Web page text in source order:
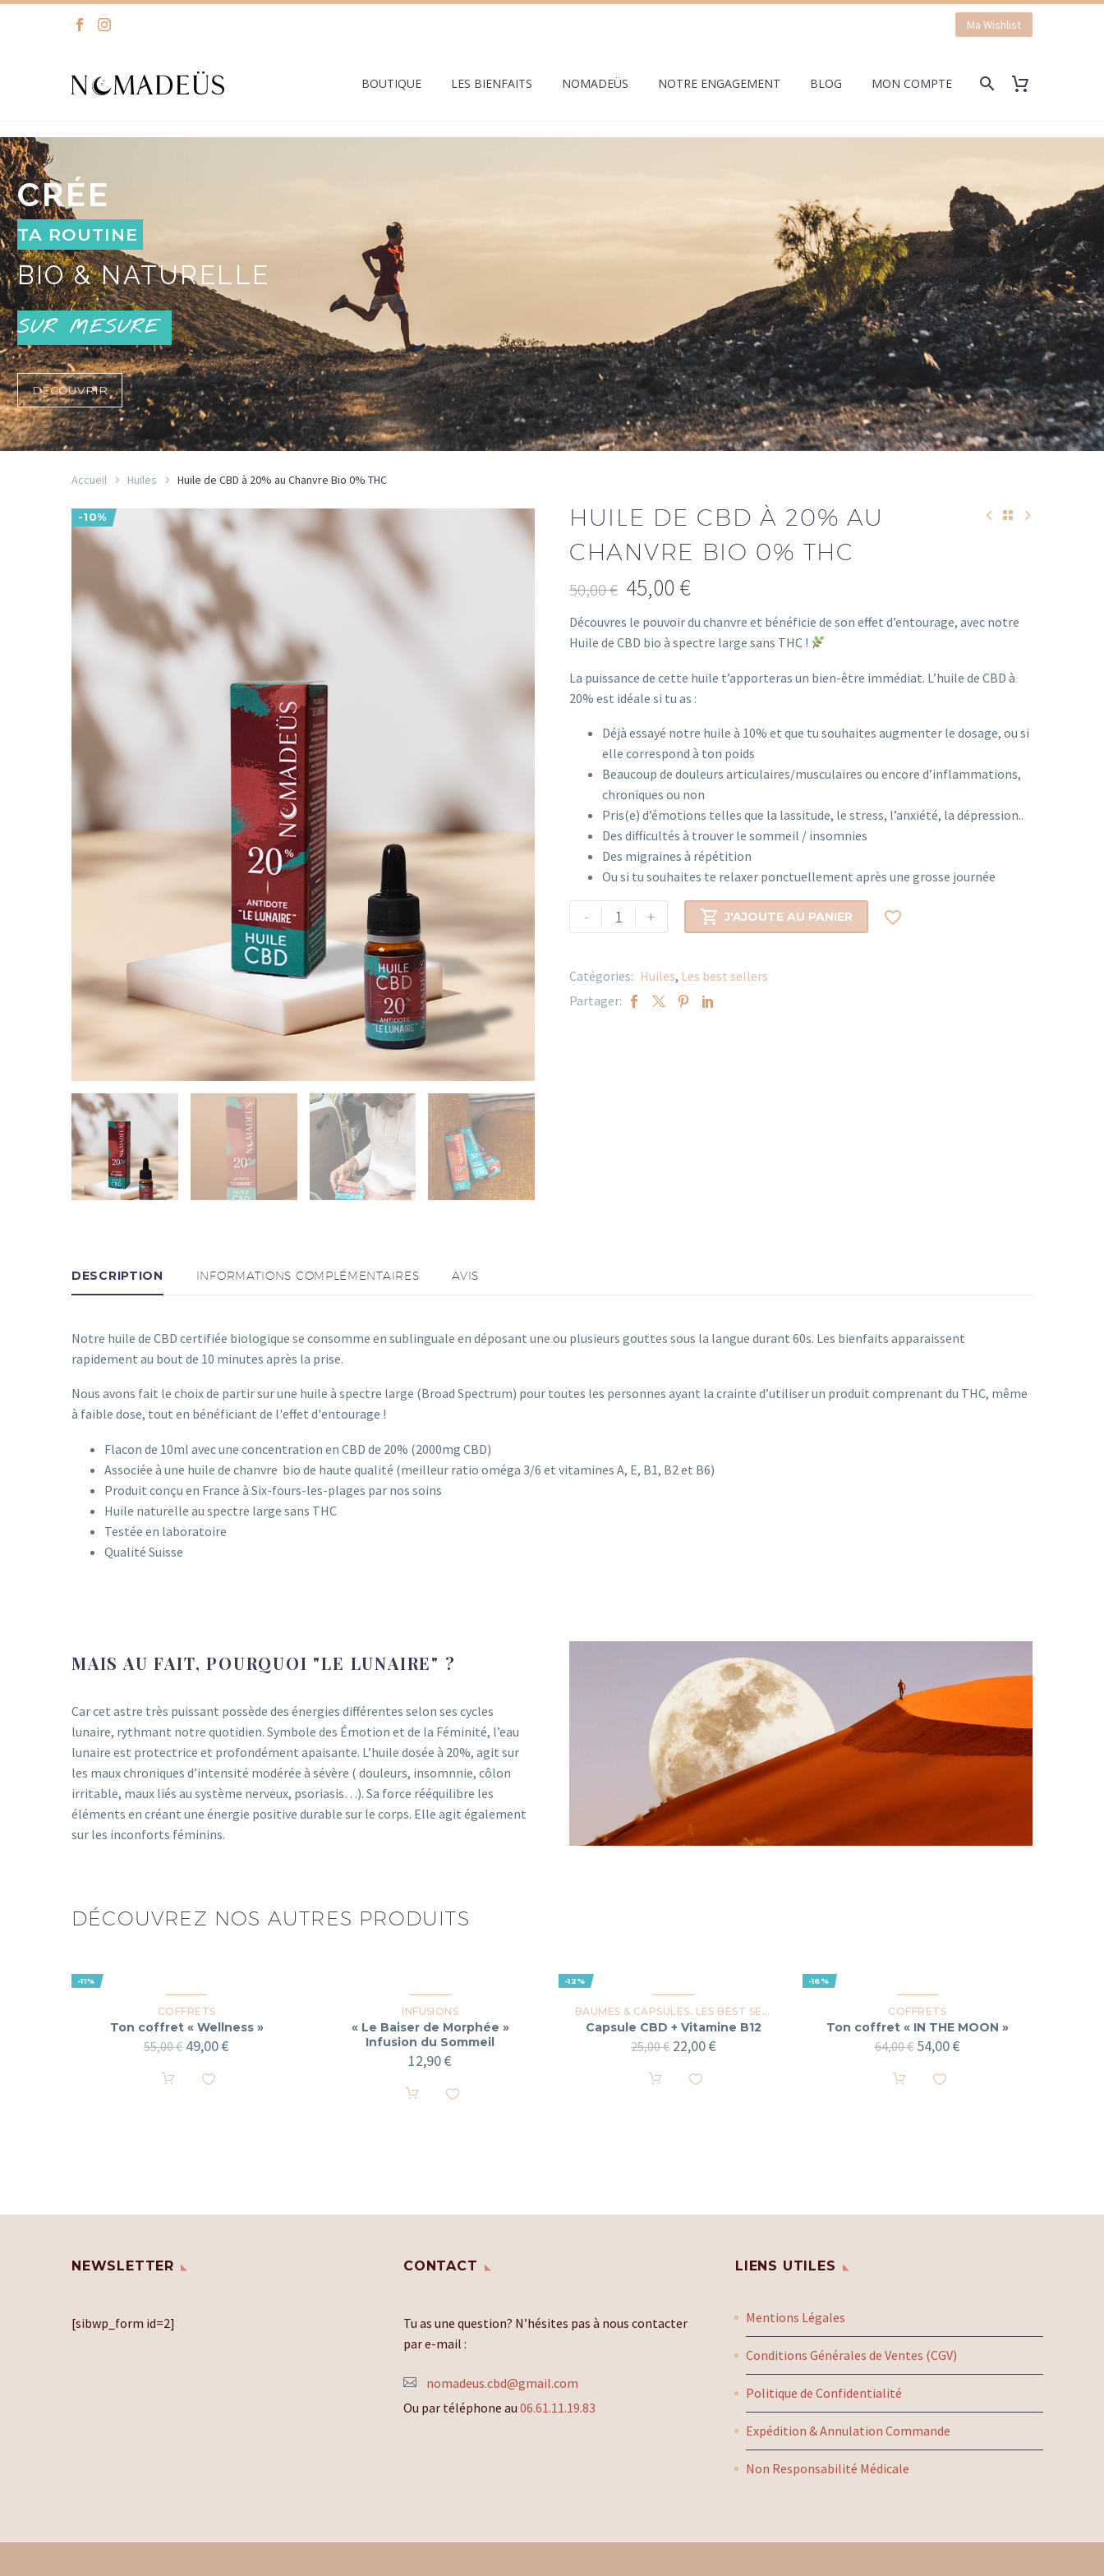
Ma Wishlist
BOUTIQUE LES BIENFAITS NOMADEÜS NOTRE ENGAGEMENT BLOG MON COMPTE
CRÉE
TA ROUTINE
BIO & NATURELLE
SUR MESURE
DÉCOUVRIR
Accueil Huiles Huile de CBD à 20% au Chanvre Bio 0% THC
-10%
HUILE DE CBD À 20% AU
CHANVRE BIO 0% THC
50,00€ 45,00 €
Découvres le pouvoir du chanvre et bénéficie de son effet d’entourage, avec notre
Huile de CBD bio à spectre large sans THC !
La puissance de cette huile t’apporteras un bien-être immédiat. L’huile de CBD à
20% est idéale si tu as :
Déjà essayé notre huile à 10% et que tu souhaites augmenter le dosage, ou si
elle correspond à ton poids
Beaucoup de douleurs articulaires/musculaires ou encore d’inflammations,
chroniques ou non
Pris(e) d’émotions telles que la lassitude, le stress, l’anxiété, la dépression..
Des difficultés à trouver le sommeil / insomnies
Des migraines à répétition
Ou si tu souhaites te relaxer ponctuellement après une grosse journée
- +  J'AJOUTE AU PANIER 
Catégories: Huiles, Les best sellers
Partager:
DESCRIPTION INFORMATIONS COMPLÉMENTAIRES AVIS
Notre huile de CBD certifiée biologique se consomme en sublinguale en déposant une ou plusieurs gouttes sous la langue durant 60s. Les bienfaits apparaissent
rapidement au bout de 10 minutes après la prise.
Nous avons fait le choix de partir sur une huile à spectre large (Broad Spectrum) pour toutes les personnes ayant la crainte d’utiliser un produit comprenant du THC, même
à faible dose, tout en bénéficiant de l'effet d'entourage !
Flacon de 10ml avec une concentration en CBD de 20% (2000mg CBD)
Associée à une huile de chanvre bio de haute qualité (meilleur ratio oméga 3/6 et vitamines A, E, B1, B2 et B6)
Produit conçu en France à Six-fours-les-plages par nos soins
Huile naturelle au spectre large sans THC
Testée en laboratoire
Qualité Suisse
MAIS AU FAIT, POURQUOI "LE LUNAIRE" ?
Car cet astre très puissant possède des énergies différentes selon ses cycles
lunaire, rythmant notre quotidien. Symbole des Émotion et de la Féminité, l’eau
lunaire est protectrice et profondément apaisante. L’huile dosée à 20%, agit sur
les maux chroniques d’intensité modérée à sévère ( douleurs, insomnnie, côlon
irritable, maux liés au système nerveux, psoriasis…). Sa force rééquilibre les
éléments en créant une énergie positive durable sur le corps. Elle agit également
sur les inconforts féminins.
DÉCOUVREZ NOS AUTRES PRODUITS
-11%
COFFRETS
Ton coffret « Wellness »
55,00€ 49,00€

INFUSIONS
« Le Baiser de Morphée »
Infusion du Sommeil
12,90€

-12%
BAUMES & CAPSULES, LES BEST SELLERS
Capsule CBD + Vitamine B12
25,00€ 22,00€

-16%
COFFRETS
Ton coffret « IN THE MOON »
64,00€ 54,00€

NEWSLETTER
[sibwp_form id=2]
CONTACT
Tu as une question? N’hésites pas à nous contacter
par e-mail :
nomadeus.cbd@gmail.com
Ou par téléphone au 06.61.11.19.83
LIENS UTILES
Mentions Légales
Conditions Générales de Ventes (CGV)
Politique de Confidentialité
Expédition & Annulation Commande
Non Responsabilité Médicale